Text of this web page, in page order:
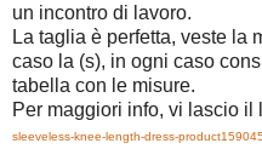
un incontro di lavoro.
La taglia è perfetta, veste la
caso la (s), in ogni caso
tabella con le misure.
Per maggiori info, vi lascio il
sleeveless-knee-length-dress-